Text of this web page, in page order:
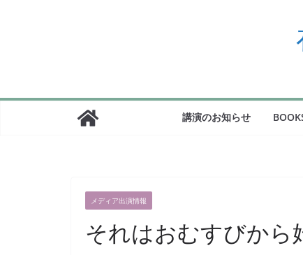
へ
講演のお知らせ
メディア出演情報
それはおむすびから